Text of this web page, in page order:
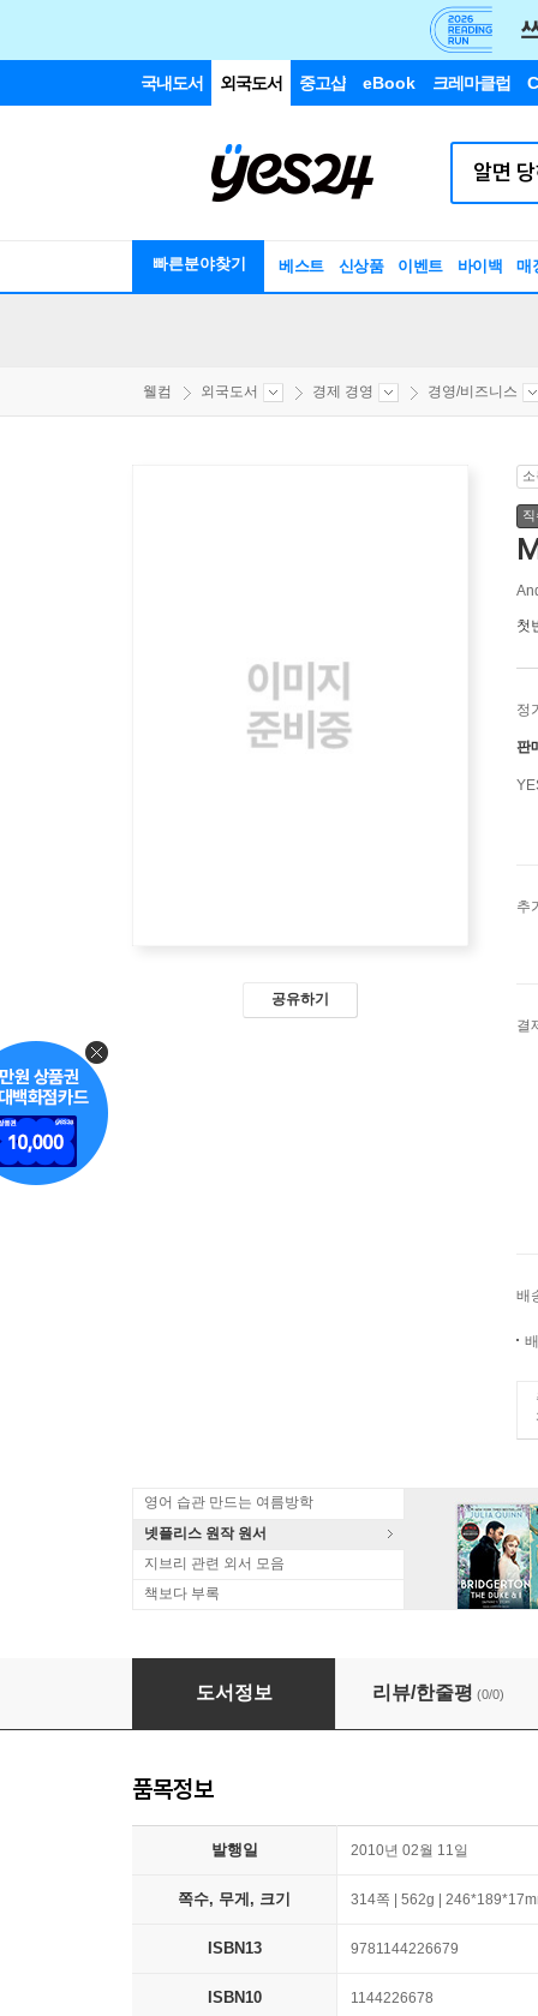
국내도서 외국도서 중고샵 eBook 크레마클럽
빠른분야찾기 베스트 신상품 이벤트 바이백 매
웰컴 외국도서 경제 경영 경영/비즈니스
공유하기
첫
정
판
추
결
배
영어 습관 만드는 여름방학
넷플리스 원작 원서
지브리 관련 외서 모음
책보다 부록
Electricity for the Farm: Light, Heat and
도서정보 리뷰/한줄평 (0/0)
품목정보
발행일 2010년 02월 11일
쪽수, 무게, 크기 314쪽 | 562g |
ISBN13 9781144226679
ISBN10 1144226678